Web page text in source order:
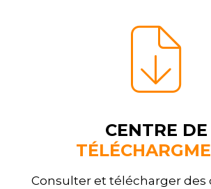
CENTRE DE
Consulter et télécharger